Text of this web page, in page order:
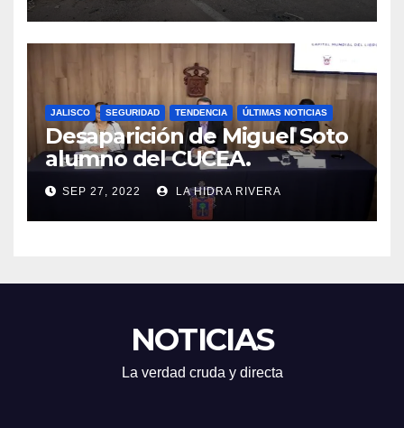
JALISCO SEGURIDAD TENDENCIA ÚLTIMAS NOTICIAS
Desaparición de Miguel Soto
alumno del CUCEA.
SEP 27, 2022 LA HIDRA RIVERA
NOTICIAS
La verdad cruda y directa